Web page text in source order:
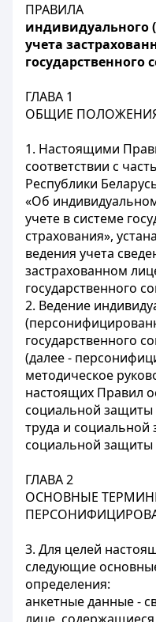
ПРАВИЛА
индивидуального
учета
государственного
ГЛАВА 1
ОБЩИЕ
1. Настоящими
соответствии с
Республики
«Об
учете в системе
страхования»,
ведения учета
застрахованном
государственного
2. Ведение
государственного
(далее -
методическое
настоящих Правил
социальной защиты
труда и
социальной защиты
ГЛАВА 2
ОСНОВНЫЕ
3. Для целей
следующие
определения:
анкетные данные -